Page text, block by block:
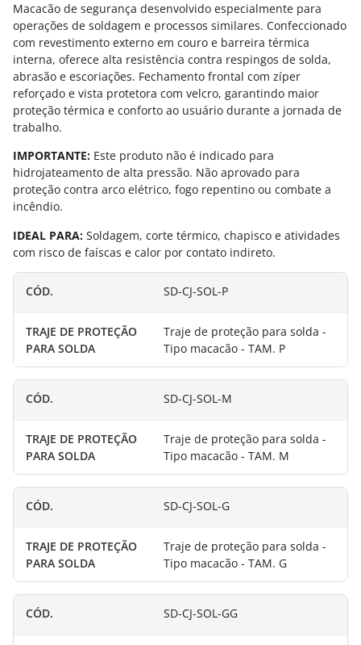
Macacão de segurança desenvolvido especialmente para
operações de soldagem e processos similares. Confeccionado
com revestimento externo em couro e barreira térmica
interna, oferece alta resistência contra respingos de solda,
abrasão e escoriações. Fechamento frontal com zíper
reforçado e vista protetora com velcro, garantindo maior
proteção térmica e conforto ao usuário durante a jornada de
trabalho.
IMPORTANTE: Este produto não é indicado para
hidrojateamento de alta pressão. Não aprovado para
proteção contra arco elétrico, fogo repentino ou combate a
incêndio.
IDEAL PARA: Soldagem, corte térmico, chapisco e atividades
com risco de faíscas e calor por contato indireto.
SD-CJ-SOL-P
Traje de proteção para solda -
Tipo macacão - TAM. P
SD-CJ-SOL-M
Traje de proteção para solda -
Tipo macacão - TAM. M
SD-CJ-SOL-G
Traje de proteção para solda -
Tipo macacão - TAM. G
SD-CJ-SOL-GG